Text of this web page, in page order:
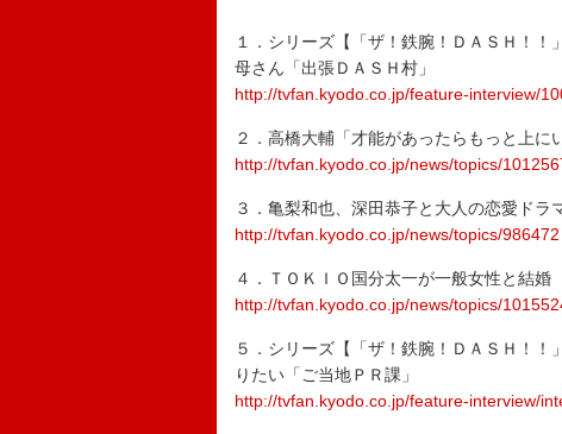
１．シリーズ【「ザ！鉄腕！ＤＡＳＨ！
母さん「出張ＤＡＳＨ村」
http://tvfan.kyodo.co.jp/feature-interview/
２．高橋大輔「才能があったらもっと上
http://tvfan.kyodo.co.jp/news/topics/
３．亀梨和也、深田恭子と大人の恋愛ド
http://tvfan.kyodo.co.jp/news/topics/986472
４．ＴＯＫＩＯ国分太一が一般女性と結
http://tvfan.kyodo.co.jp/news/topics/
５．シリーズ【「ザ！鉄腕！ＤＡＳＨ！
りたい「ご当地ＰＲ課」
http://tvfan.kyodo.co.jp/feature-interview/